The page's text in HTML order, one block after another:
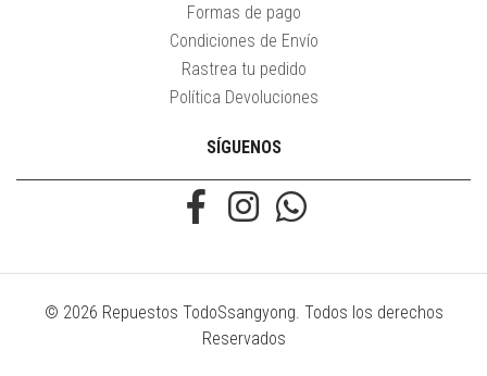
Formas de pago
Condiciones de Envío
Rastrea tu pedido
Política Devoluciones
SÍGUENOS
© 2026 Repuestos TodoSsangyong. Todos los derechos
Reservados